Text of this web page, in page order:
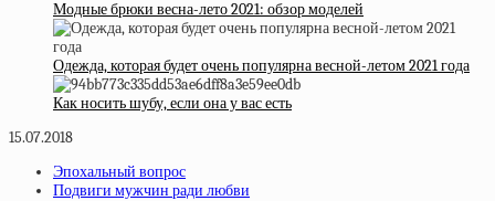
Модные брюки весна-лето 2021: обзор моделей
Одежда, которая будет очень популярна весной-летом 2021 года
Как носить шубу, если она у вас есть
15.07.2018
Эпохальный вопрос
Подвиги мужчин ради любви